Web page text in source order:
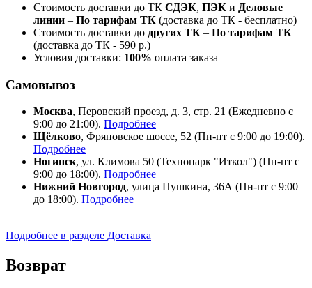
Стоимость доставки до ТК СДЭК, ПЭК и Деловые
линии – По тарифам ТК (доставка до ТК - бесплатно)
Стоимость доставки до других ТК – По тарифам ТК
(доставка до ТК - 590 р.)
Условия доставки: 100% оплата заказа
Самовывоз
Москва, Перовский проезд, д. 3, стр. 21 (Ежедневно с
9:00 до 21:00). Подробнее
Щёлково, Фряновское шоссе, 52 (Пн-пт с 9:00 до 19:00).
Подробнее
Ногинск, ул. Климова 50 (​Технопарк "Иткол") (Пн-пт с
9:00 до 18:00). Подробнее
Нижний Новгород, улица Пушкина, 36А (Пн-пт с 9:00
до 18:00). Подробнее
Подробнее в разделе Доставка
Возврат